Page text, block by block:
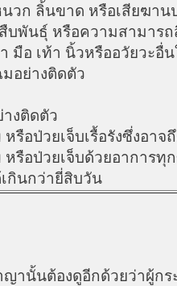
วก ลิ้นขาด หรือเสียฆาน
สืบพันธุ์ หรือความสามาร
มือ เท้า นิ้วหรืออวัยวะอื่น
อย่างติดตัว
งติดตัว
รือป่วยเจ็บเรื้อรังซึ่งอาจ
รือป่วยเจ็บด้วยอาการ
กินกว่ายี่สิบวัน
ญานั้นต้องดูอีกด้วยว่าผู้ก